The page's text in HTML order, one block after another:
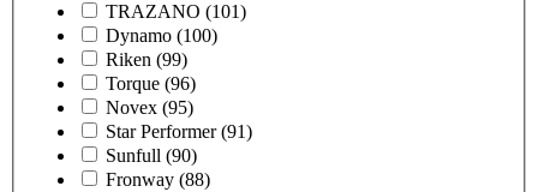
TRAZANO (101)
Dynamo (100)
Riken (99)
Torque (96)
Novex (95)
Star Performer (91)
Sunfull (90)
Fronway (88)